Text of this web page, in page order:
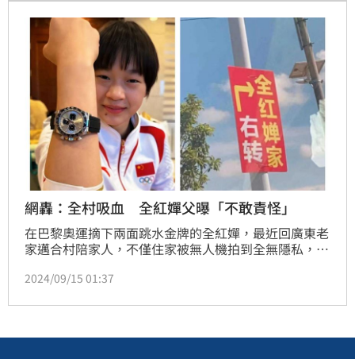
網轟：全村吸血 全紅嬋父曝「不敢責怪」
在巴黎奧運摘下兩面跳水金牌的全紅嬋，最近回廣東老
家邁合村陪家人，不僅住家被無人機拍到全無隱私，絡
特別指明她家方向，毫無底線的行為讓網友怒轟：「一
縱容的。」
2024/09/15 01:37